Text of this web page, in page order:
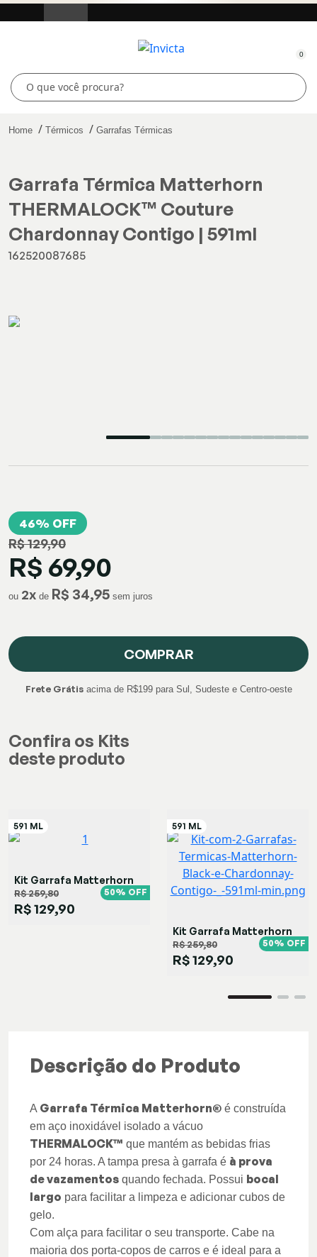
0
Home Térmicos Garrafas Térmicas
Garrafa Térmica Matterhorn
THERMALOCK™ Couture
Chardonnay Contigo | 591ml
162520087685
R$ 129,90
R$ 69,90
ou 2x de R$ 34,95
46% OFF
COMPRAR
Frete Grátisacima de R$199 para Sul, Sudeste e Centro-oeste
Confira os Kits
deste produto
Kit Garrafa Matterhorn
Rose Branca
R$ 259,80
R$ 129,90
50% OFF
Kit Garrafa Matterhorn
Black Rose
R$ 259,80
R$ 129,90
50% OFF
Descrição do Produto
A Garrafa Térmica Matterhorn® é construída
em aço inoxidável isolado a vácuo
THERMALOCK™ que mantém as bebidas frias
por 24 horas. A tampa presa à garrafa é à prova
de vazamentos quando fechada. Possui bocal
largo para facilitar a limpeza e adicionar cubos de
gelo.
Com alça para facilitar o seu transporte. Cabe na
maioria dos porta-copos de carros e é ideal para a